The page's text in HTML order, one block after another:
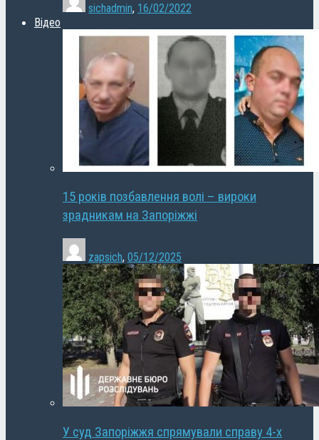
sichadmin, 16/02/2022
Відео
15 років позбавлення волі – вироки
зрадникам на Запоріжжі
zapsich, 05/12/2025
У суд Запоріжжя спрямували справу 4-х